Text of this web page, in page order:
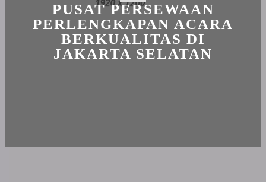
PUSAT PERSEWAAN
PERLENGKAPAN ACARA
BERKUALITAS DI
JAKARTA SELATAN